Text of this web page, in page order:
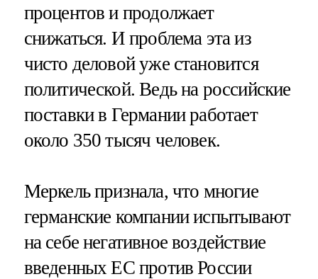
процентов и продолжает
снижаться. И проблема эта из
чисто деловой уже становится
политической. Ведь на российские
поставки в Германии работает
около 350 тысяч человек.
Меркель признала, что многие
германские компании испытывают
на себе негативное воздействие
введенных ЕС против России